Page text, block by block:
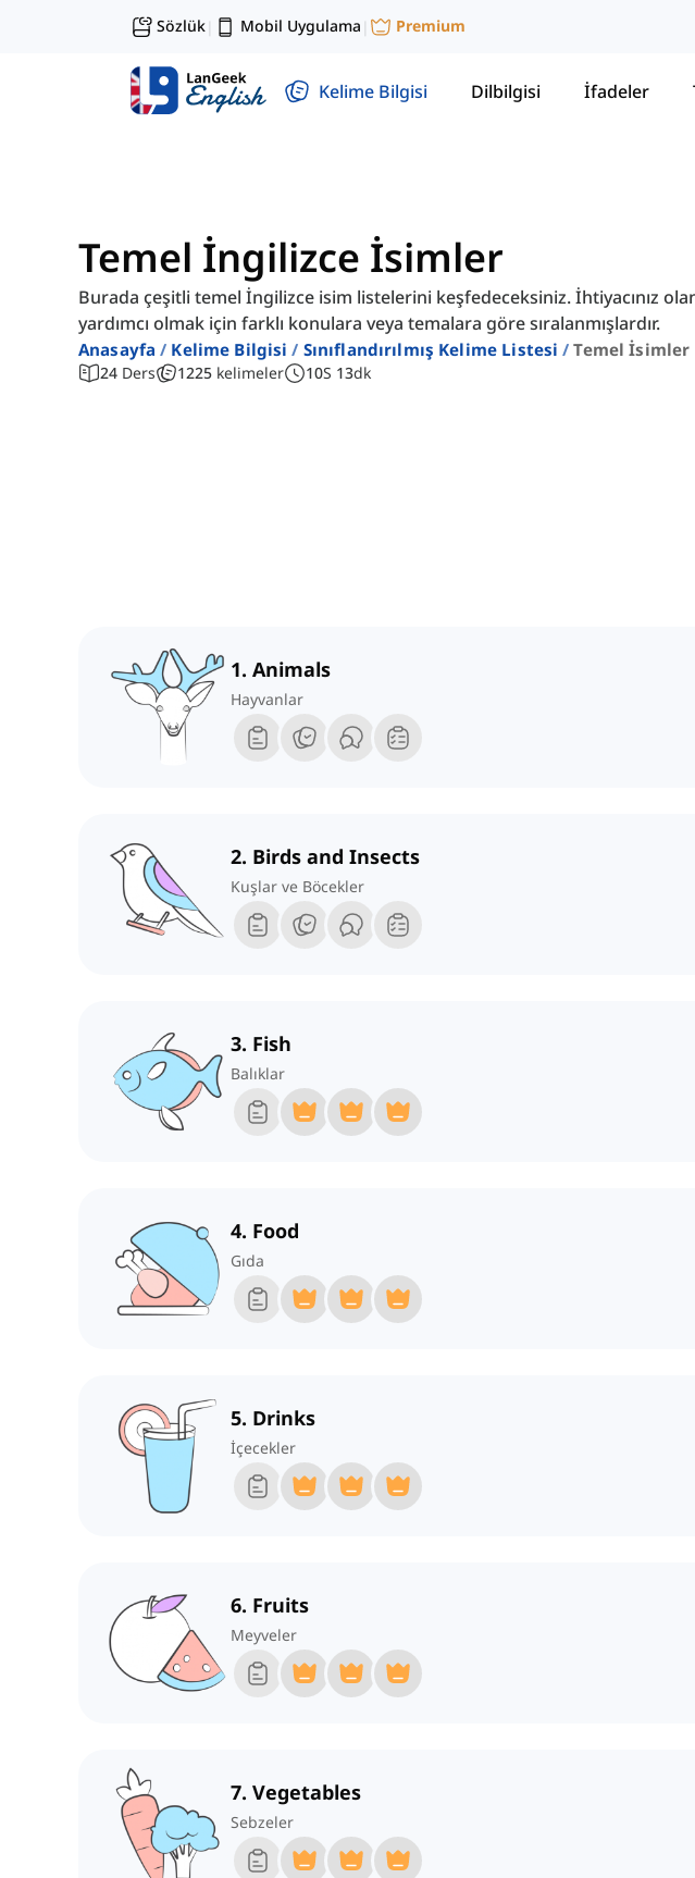
Sözlük| Mobil Uygulama | Premium
Kelime Bilgisi Dilbilgisi İfadeler
Temel İngilizce İsimler
Burada çeşitli temel İngilizce isim listelerini keşfedeceksiniz. İhtiyacınız
yardımcı olmak için farklı konulara veya temalara göre sıralanmışlardır.
Anasayfa Kelime Bilgisi Sınıflandırılmış Kelime Listesi Temel İsimler
24 Ders 1225 kelimeler 10S 13dk
1. Animals
Hayvanlar
2. Birds and Insects
Kuşlar ve Böcekler
3. Fish
Balıklar
4. Food
Gıda
5. Drinks
İçecekler
6. Fruits
Meyveler
7. Vegetables
Sebzeler